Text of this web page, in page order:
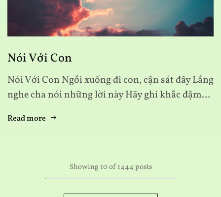
Nói Với Con
Nói Với Con Ngồi xuống đi con, cận sát đây Lắng
nghe cha nói những lời này Hãy ghi khắc đậm…
Read more
Showing 10of1444posts